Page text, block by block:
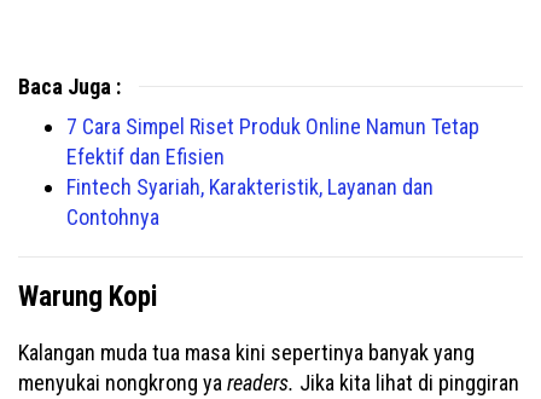
Baca Juga :
7 Cara Simpel Riset Produk Online Namun Tetap
Efektif dan Efisien
Fintech Syariah, Karakteristik, Layanan dan
Contohnya
Warung Kopi
Kalangan muda tua masa kini sepertinya banyak yang
menyukai nongkrong yareaders. Jika kita lihat di pinggiran